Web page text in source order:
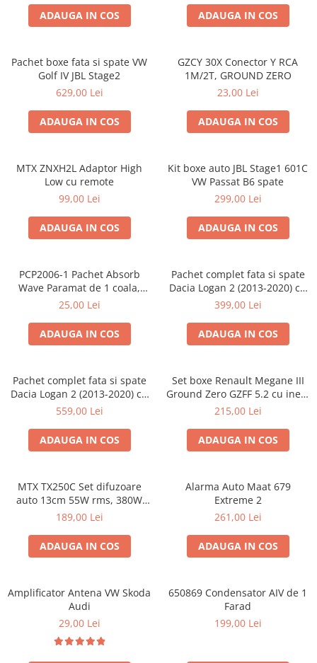
ADAUGA IN COS ADAUGA IN COS
Pachet boxe fata si spate VW
Golf IV JBL Stage2
629,00 Lei
ADAUGA IN COS
GZCY 30X Conector Y RCA
1M/2T, GROUND ZERO
23,00 Lei
ADAUGA IN COS
MTX ZNXH2L Adaptor High
Low cu remote
99,00 Lei
ADAUGA IN COS
Kit boxe auto JBL Stage1 601C
VW Passat B6 spate
299,00 Lei
ADAUGA IN COS
PCP2006-1 Pachet Absorb
Wave Paramat de 1 coala,
spuma de 16mm grosime,
25,00 Lei
ADAUGA IN COS
Pachet complet fata si spate
Dacia Logan 2 (2013-2020) cu
boxe Ground Zero Ferrum
399,00 Lei
ADAUGA IN COS
Pachet complet fata si spate
Dacia Logan 2 (2013-2020) cu
boxe Ground Zero Ferrum
559,00 Lei
ADAUGA IN COS
Set boxe Renault Megane III
Ground Zero GZFF 5.2 cu inele
si conectori
215,00 Lei
ADAUGA IN COS
MTX TX250C Set difuzoare
auto 13cm 55W rms, 380W
peak
189,00 Lei
ADAUGA IN COS
Alarma Auto Maat 679
Extreme 2
261,00 Lei
ADAUGA IN COS
Amplificator Antena VW Skoda
Audi
29,00 Lei
650869 Condensator AIV de 1
Farad
199,00 Lei